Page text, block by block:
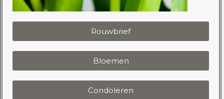
Rouwbrief
Bloemen
Condoleren